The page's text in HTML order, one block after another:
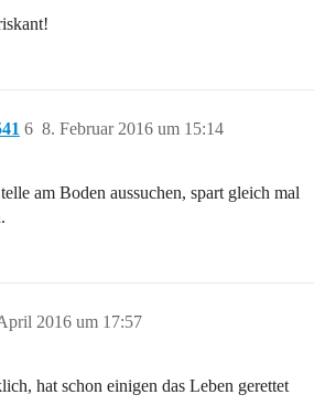
8. Februar 2016 um 15:14
6
am Boden aussuchen, spart gleich mal
2016 um 17:57
hat schon einigen das Leben gerettet